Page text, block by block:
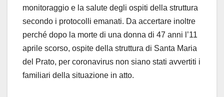
monitoraggio e la salute degli ospiti della struttura
secondo i protocolli emanati. Da accertare inoltre
perché dopo la morte di una donna di 47 anni l’11
aprile scorso, ospite della struttura di Santa Maria
del Prato, per coronavirus non siano stati avvertiti i
familiari della situazione in atto.